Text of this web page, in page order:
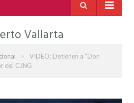
Vallarta
»
VIDEO: Detienen a “Don
del CJNG